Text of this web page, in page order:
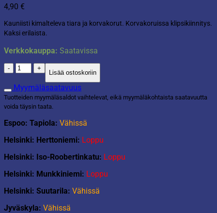
4,90 €
Kauniisti kimalteleva tiara ja korvakorut. Korvakoruissa klipsikiinnitys.
Kaksi erilaista.
Verkkokauppa: Saatavissa
Mermaid
tiara
ja
korvakorut
määrä
Lisää ostoskoriin
Myymäläsaatavuus
Tuotteiden myymäläsaldot vaihtelevat, eikä myymäläkohtaista saatavuutta
voida täysin taata.
Espoo: Tapiola: Vähissä
Helsinki: Herttoniemi: Loppu
Helsinki: Iso-Roobertinkatu: Loppu
Helsinki: Munkkiniemi: Loppu
Helsinki: Suutarila: Vähissä
Jyväskyla: Vähissä